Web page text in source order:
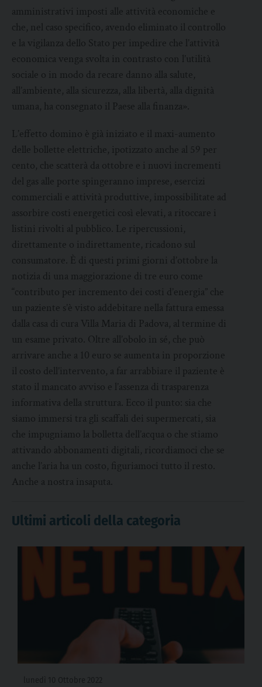
amministrativi imposti alle attività economiche e
che, nel caso specifico, avendo eliminato il controllo
e la vigilanza dello Stato per impedire che l’attività
economica venga svolta in contrasto con l’utilità
sociale o in modo da recare danno alla salute,
all’ambiente, alla sicurezza, alla libertà, alla dignità
umana, ha consegnato il Paese alla finanza».
L’effetto domino è già iniziato e il maxi-aumento
delle bollette elettriche, ipotizzato anche al 59 per
cento, che scatterà da ottobre e i nuovi incrementi
del gas alle porte spingeranno imprese, esercizi
commerciali e attività produttive, impossibilitate ad
assorbire costi energetici così elevati, a ritoccare i
listini rivolti al pubblico. Le ripercussioni,
direttamente o indirettamente, ricadono sul
consumatore. È di questi primi giorni d’ottobre la
notizia di una maggiorazione di tre euro come
“contributo per incremento dei costi d’energia” che
un paziente s’è visto addebitare nella fattura emessa
dalla casa di cura Villa Maria di Padova, al termine di
un esame privato. Oltre all’obolo in sé, che può
arrivare anche a 10 euro se aumenta in proporzione
il costo dell’intervento, a far arrabbiare il paziente è
stato il mancato avviso e l’assenza di trasparenza
informativa della struttura. Ecco il punto: sia che
siamo immersi tra gli scaffali dei supermercati, sia
che impugniamo la bolletta dell’acqua o che stiamo
attivando abbonamenti digitali, ricordiamoci che se
anche l’aria ha un costo, figuriamoci tutto il resto.
Anche a nostra insaputa.
Ultimi articoli della categoria